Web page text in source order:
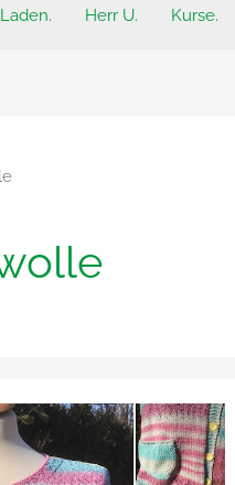
Herr U. Kurse.